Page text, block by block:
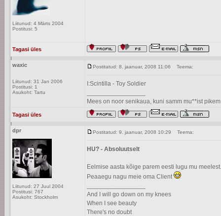
Liitunud: 4 Märts 2004
Postitusi: 5
Tagasi üles
waxic
Liitunud: 31 Jan 2006
Postitusi: 1
Asukoht: Tartu
Postitatud: 8. jaanuar, 2008 11:06 Teema:
I:Scintilla - Toy Soldier
Mees on noor senikaua, kuni samm mu**ist
Tagasi üles
dpr
Liitunud: 27 Juul 2004
Postitusi: 767
Asukoht: Stockholm
Postitatud: 9. jaanuar, 2008 10:29 Teema:
HU? - Absoluutselt
Eelmise aasta kõige parem eesti lugu mu meelest.
Peaaegu nagu meie oma Client
And I will go down on my knees
When I see beauty
There's no doubt